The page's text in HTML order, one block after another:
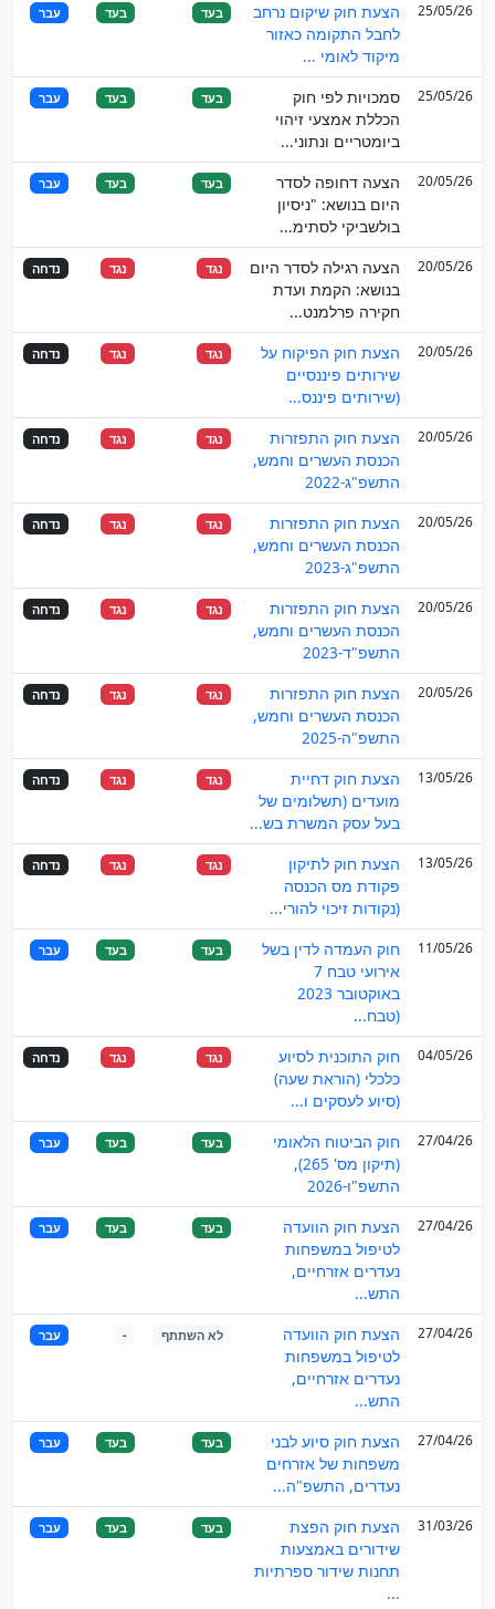
25/05/26
הצעת חוק שיקום נרחב
לחבל התקומה כאזור
מיקוד לאומי ...
בעד בעד עבר
25/05/26
סמכויות לפי חוק
הכללת אמצעי זיהוי
ביומטריים ונתוני...
בעד בעד עבר
20/05/26
הצעה דחופה לסדר
היום בנושא: "ניסיון
בולשביקי לסתימ...
בעד בעד עבר
20/05/26
הצעה רגילה לסדר היום
בנושא: הקמת ועדת
חקירה פרלמנט...
נגד נגד נדחה
20/05/26
הצעת חוק הפיקוח על
שירותים פיננסיים
(שירותים פיננס...
נגד נגד נדחה
20/05/26
הצעת חוק התפזרות
הכנסת העשרים וחמש,
התשפ"ג-2022
נגד נגד נדחה
20/05/26
הצעת חוק התפזרות
הכנסת העשרים וחמש,
התשפ"ג-2023
נגד נגד נדחה
20/05/26
הצעת חוק התפזרות
הכנסת העשרים וחמש,
התשפ"ד-2023
נגד נגד נדחה
20/05/26
הצעת חוק התפזרות
הכנסת העשרים וחמש,
התשפ"ה-2025
נגד נגד נדחה
13/05/26
הצעת חוק דחיית
מועדים (תשלומים של
בעל עסק המשרת בש...
נגד נגד נדחה
13/05/26
הצעת חוק לתיקון
פקודת מס הכנסה
(נקודות זיכוי להורי...
נגד נגד נדחה
11/05/26
חוק העמדה לדין בשל
אירועי טבח 7
באוקטובר 2023
(טבח...
בעד בעד עבר
04/05/26
חוק התוכנית לסיוע
כלכלי (הוראת שעה)
(סיוע לעסקים ו...
נגד נגד נדחה
27/04/26
חוק הביטוח הלאומי
(תיקון מס' 265),
התשפ"ו-2026
בעד בעד עבר
27/04/26
הצעת חוק הוועדה
לטיפול במשפחות
נעדרים אזרחיים,
התש...
בעד בעד עבר
27/04/26
הצעת חוק הוועדה
לטיפול במשפחות
נעדרים אזרחיים,
התש...
לא השתתף - עבר
27/04/26
הצעת חוק סיוע לבני
משפחות של אזרחים
נעדרים, התשפ"ה...
בעד בעד עבר
31/03/26
הצעת חוק הפצת
שידורים באמצעות
תחנות שידור ספרתיות
...
בעד בעד עבר